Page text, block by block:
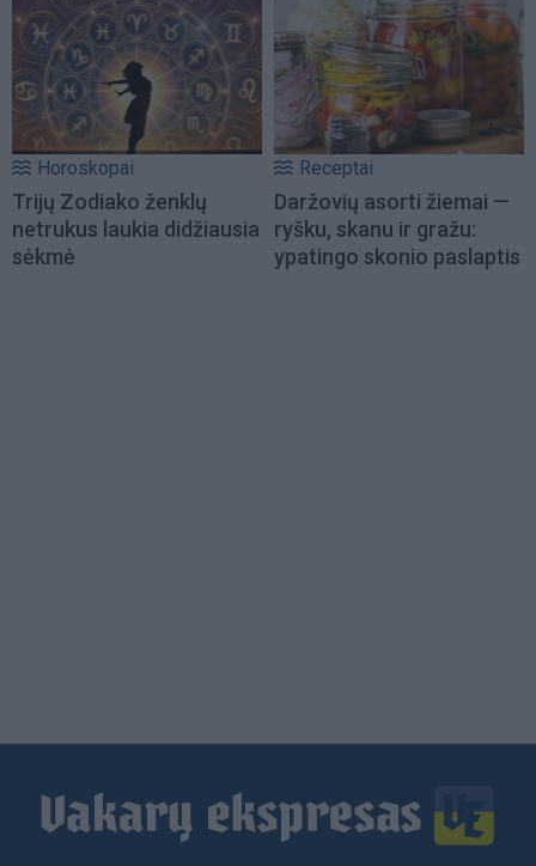
Horoskopai
Trijų Zodiako ženklų
netrukus laukia didžiausia
sėkmė
Receptai
Daržovių asorti žiemai —
ryšku, skanu ir gražu:
ypatingo skonio paslaptis